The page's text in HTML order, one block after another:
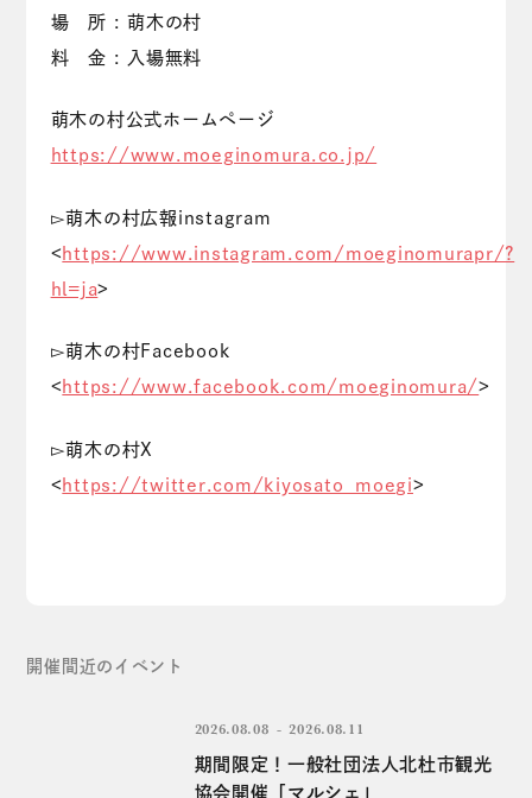
場 所 : 萌木の村
料 金 : 入場無料
萌木の村公式ホームページ
https://www.moeginomura.co.jp/
▻萌木の村広報instagram
< https://www.instagram.com/moeginomurapr/?
hl=ja>
▻萌木の村Facebook
< https://www.facebook.com/moeginomura/>
▻萌木の村X
< https://twitter.com/kiyosato_moegi>
開催間近のイベント
2026.08.08 2026.08.11
期間限定！一般社団法人北杜市観光
協会開催「マルシェ」